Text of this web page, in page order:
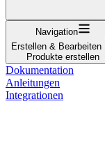
Navigation
Erstellen & Bearbeiten
Produkte erstellen
Dokumentation
Anleitungen
Integrationen